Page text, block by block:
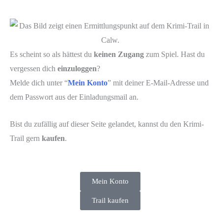
Es scheint so als hättest du keinen Zugang zum Spiel. Hast du
vergessen dich einzuloggen?
Melde dich unter “Mein Konto” mit deiner E-Mail-Adresse und
dem Passwort aus der Einladungsmail an.
Bist du zufällig auf dieser Seite gelandet, kannst du den Krimi-
Trail gern kaufen.
Mein Konto
Trail kaufen